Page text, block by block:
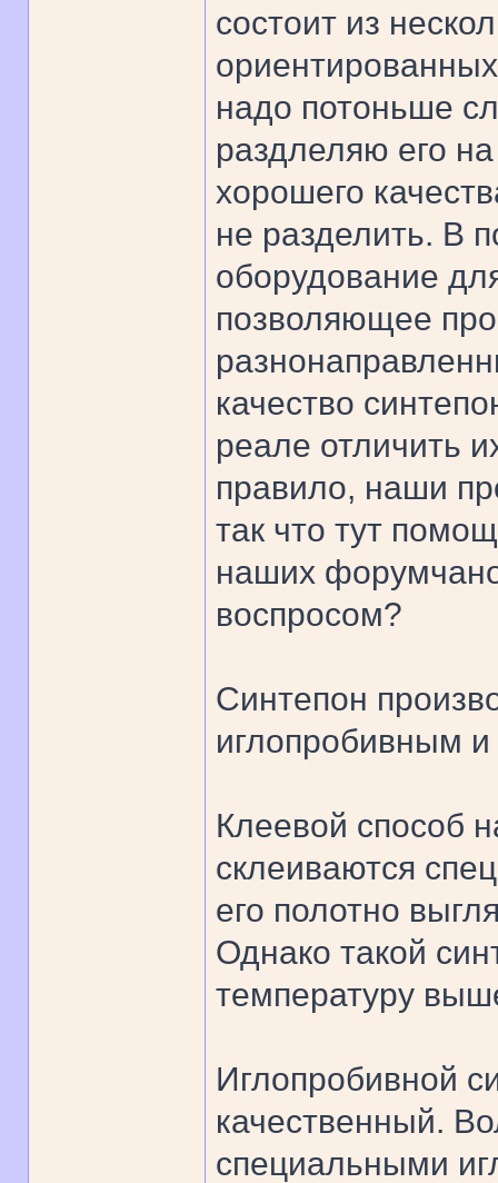
состоит из
надо потоньше
раздлеляю его
хорошего
не разделить. В
оборудование
позволяющее
качество
реале отличить
правило, наши
так что тут
наших
воспросом?
Синтепон
иглопробивным
Клеевой способ
склеиваются
его полотно
Однако такой
температуру
Иглопробивной
качественный.
специальными